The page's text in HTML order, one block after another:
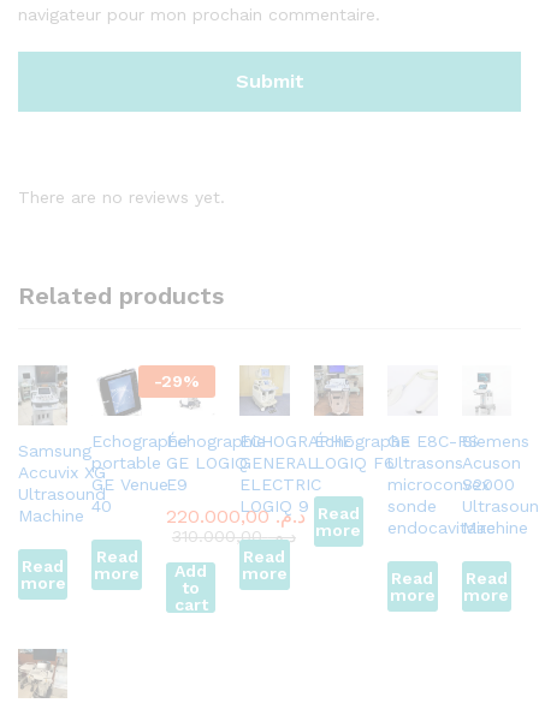
navigateur pour mon prochain commentaire.
There are no reviews yet.
Related products
Samsung
Accuvix XG
Ultrasound
Machine
Read
more
Echographe
portable
GE Venue
40
Read
more
-29%
Échographie
GE LOGIQ
E9
د.م.220.000,00
د.م.310.000,00
Add
to
cart
ECHOGRAPHE
GENERAL
ELECTRIC
LOGIQ 9
Read
more
Échographe
LOGIQ F6
Read
more
GE E8C-RS
Ultrasons
microconvex
sonde
endocavitaire
Read
more
Siemens
Acuson
S2000
Machine
Read
more